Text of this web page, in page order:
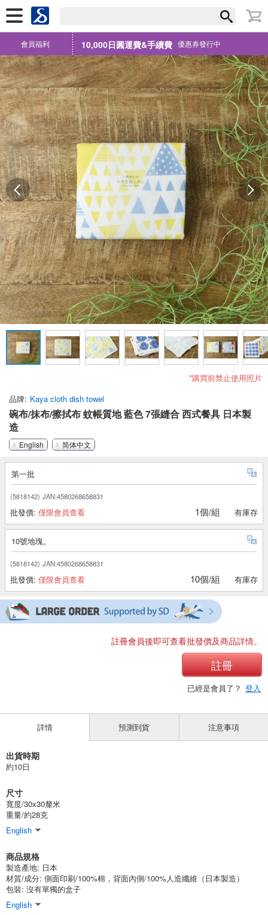
會員福利 10,000日圓運費&手續費 優惠券發行中
*購買前禁止使用照片
品牌 Kaya cloth dish towel
碗布/抹布/擦拭布 蚊帳質地 藍色 7張縫合 西式餐具 日本製
造
English 简体中文
第一批
(5818142) JAN:4580268658831
批發價: 僅限會員查看 1個/組 有庫存
10號地塊。
(5818142) JAN:4580268658831
批發價: 僅限會員查看 10個/組 有庫存
註冊會員後即可查看批發價及商品詳情。
註冊
已經是會員了？ 登入
詳情
出貨時期
約10日
尺寸
寬度/30x30釐米
重量/約28克
English
商品規格
製造產地: 日本
材質/成分: 側面印刷/100%棉，背面內側/100%人造纖維（日本製造）
包裝: 沒有單獨的盒子
English
預測到貨 注意事項